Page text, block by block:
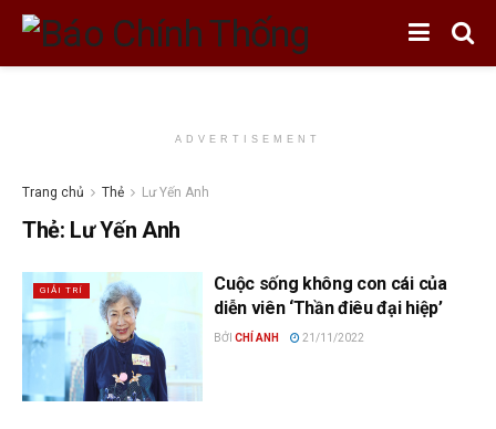
ADVERTISEMENT
Trang chủ Thẻ Lư Yến Anh
Thẻ: Lư Yến Anh
GIẢI TRÍ
Cuộc sống không con cái của
diễn viên ‘Thần điêu đại hiệp’
BỞI CHÍ ANH 21/11/2022